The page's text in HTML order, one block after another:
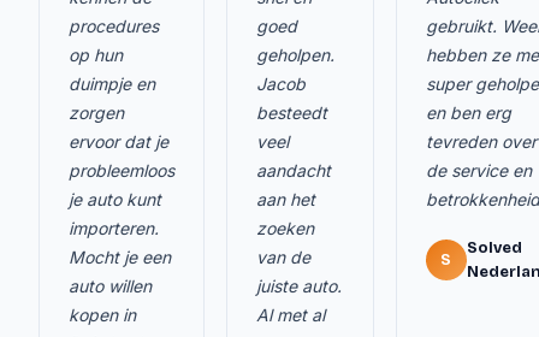
procedures
op hun
duimpje en
zorgen
ervoor dat je
probleemloos
je auto kunt
importeren.
Mocht je een
auto willen
kopen in
goed
geholpen.
Jacob
besteedt
veel
aandacht
aan het
zoeken
van de
juiste auto.
Al met al
gebruikt.
hebben ze me
super
en ben erg
tevreden over
de service en
S
Solved